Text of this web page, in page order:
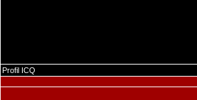
Profil ICQ